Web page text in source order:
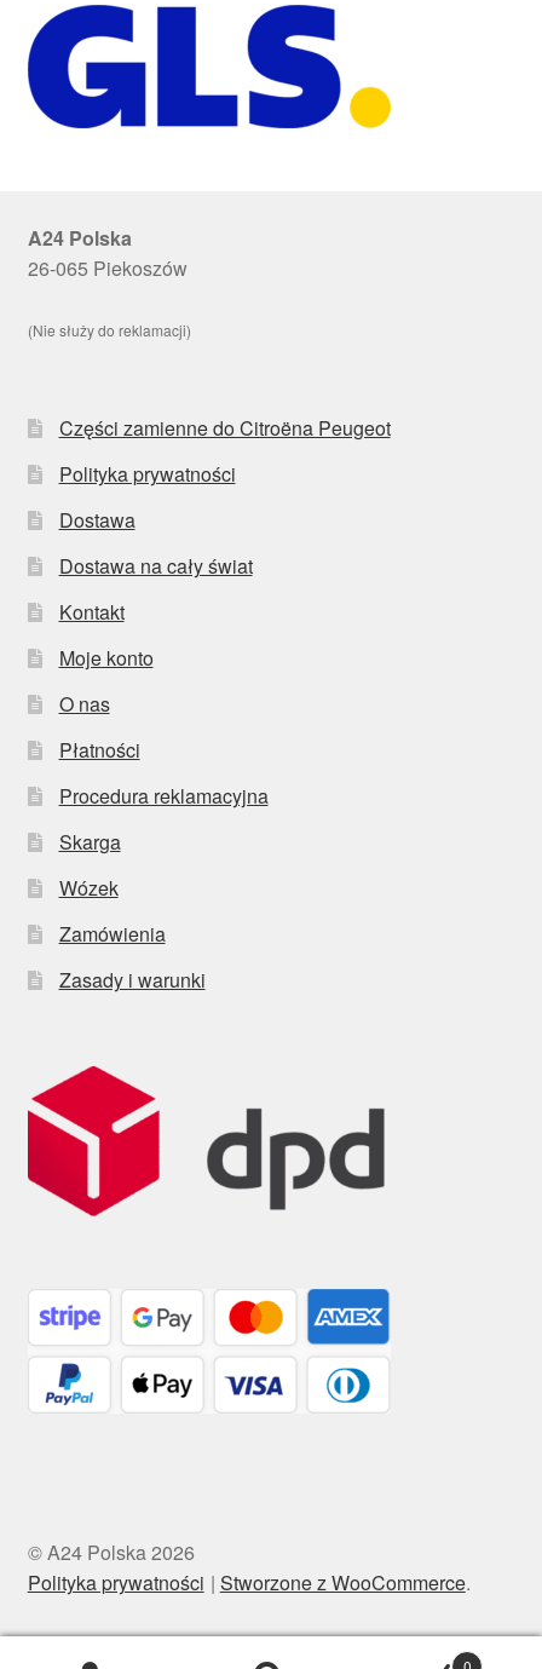
A24 Polska
26-065 Piekoszów
(Nie służy do reklamacji)
Części zamienne do Citroëna Peugeot
Polityka prywatności
Dostawa
Dostawa na cały świat
Kontakt
Moje konto
O nas
Płatności
Procedura reklamacyjna
Skarga
Wózek
Zamówienia
Zasady i warunki
© A24 Polska 2026
Polityka prywatności
Stworzone z WooCommerce.